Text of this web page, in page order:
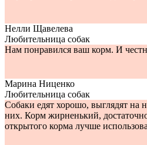
Нелли Щавелева
Любительница собак
Нам понравился ваш корм. И
Марина Ниценко
Любительница собак
Собаки едят хорошо, выглядят на
них. Корм жирненький,
открытого корма лучше